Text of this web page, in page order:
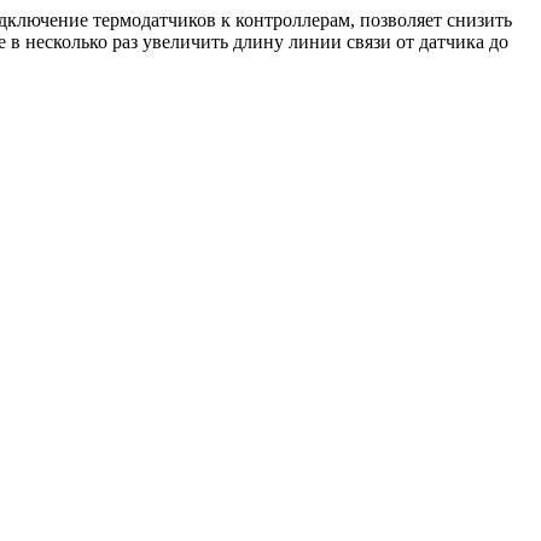
термодатчиков к контроллерам, позволяет снизить
несколько раз увеличить длину линии связи от датчика до